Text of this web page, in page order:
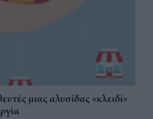
μιας αλυσίδας «κλειδί»